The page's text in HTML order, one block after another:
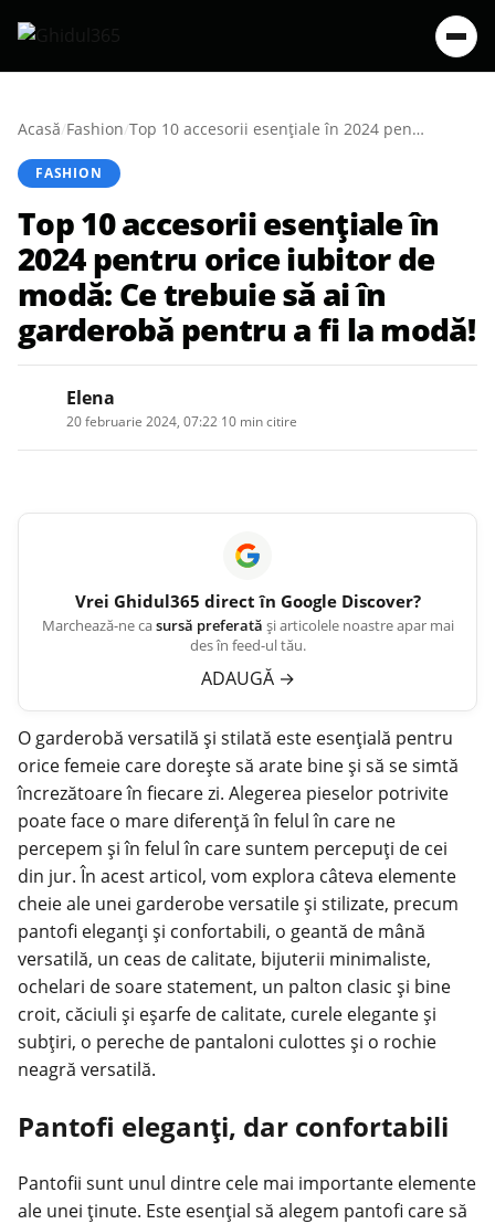
Acasă/Fashion/ Top 10 accesorii esențiale în 2024 pentru orice iubitor de modă: Ce trebuie să ai în garderobă pentru a fi la modă!
FASHION
Top 10 accesorii esențiale în
2024 pentru orice iubitor de
modă: Ce trebuie să ai în
garderobă pentru a fi la modă!
Elena
20 februarie 2024, 07:22 10 min citire
Vrei Ghidul365 direct în Google Discover?
Marchează-ne casursă preferată și articolele noastre apar mai
des în feed-ul tău.
ADAUGĂ →
O garderobă versatilă și stilată este esențială pentru
orice femeie care dorește să arate bine și să se simtă
încrezătoare în fiecare zi. Alegerea pieselor potrivite
poate face o mare diferență în felul în care ne
percepem și în felul în care suntem percepuți de cei
din jur. În acest articol, vom explora câteva elemente
cheie ale unei garderobe versatile și stilizate, precum
pantofi eleganți și confortabili, o geantă de mână
versatilă, un ceas de calitate, bijuterii minimaliste,
ochelari de soare statement, un palton clasic și bine
croit, căciuli și eșarfe de calitate, curele elegante și
subțiri, o pereche de pantaloni culottes și o rochie
neagră versatilă.
Pantofi eleganți, dar confortabili
Pantofii sunt unul dintre cele mai importante elemente
ale unei ținute. Este esențial să alegem pantofi care să